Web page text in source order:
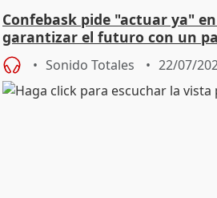
Confebask pide "actuar ya"
garantizar el futuro con un
Sonido Totales 22/07/